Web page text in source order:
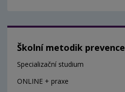
Školní metodik prevence
Specializační studium
ONLINE + praxe